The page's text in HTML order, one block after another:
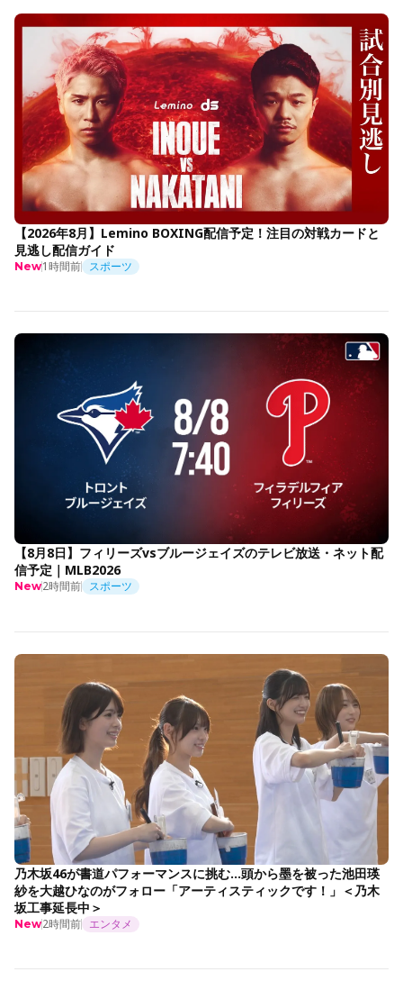
【2026年8月】Lemino BOXING配信予定！注目の対戦カードと
見逃し配信ガイド
New1時間前 スポーツ
【8月8日】フィリーズvsブルージェイズのテレビ放送・ネット配
信予定｜MLB2026
New2時間前 スポーツ
乃木坂46が書道パフォーマンスに挑む…頭から墨を被った池田瑛
紗を大越ひなのがフォロー「アーティスティックです！」＜乃木
坂工事延長中＞
New2時間前 エンタメ